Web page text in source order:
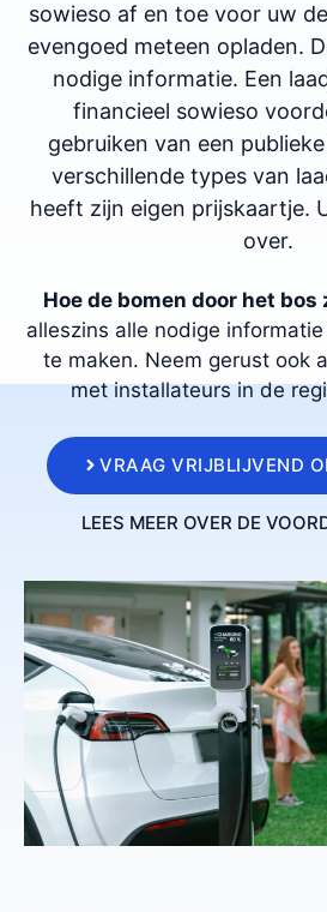
sowieso af en toe voor uw
evengoed meteen opladen.
nodige informatie. Een
financieel sowieso
gebruiken van een
verschillende types van
heeft zijn eigen prijskaartje.
over.
Hoe de bomen door het bos
alleszins alle nodige
te maken. Neem gerust ook
met installateurs in de
VRAAG VRIJBLIJVEND
LEES MEER OVER DE